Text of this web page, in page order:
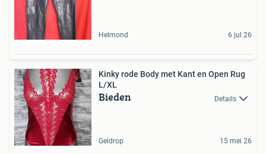
Helmond 6 jul 26
Kinky rode Body met Kant en Open Rug
L/XL
Bieden Details
Geldrop 15 mei 26